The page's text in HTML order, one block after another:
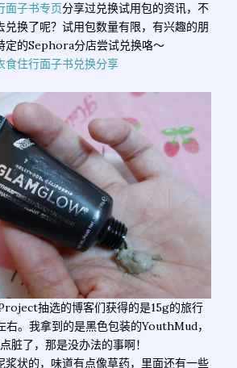
面子书专页分享过兑换试用包的资讯，不
兑换了呢？试用包数量有限，有兴趣的朋
定的Sephora分店尝试兑换咯～
食住行面子书兑换分享
抽选的博客们获得的是15g的旅行
右。我拿到的是黑色包装的YouthMud，
脏了，那是没办法的事啊！
状的，味道有点像草药，里面还有一些